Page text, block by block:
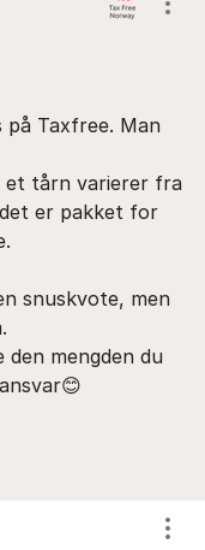
på Taxfree. Man
et tårn varierer fra
er pakket for
snuskvote, men
mengden du
Vis/
Vis/